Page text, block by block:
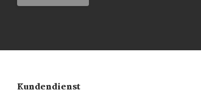
Kundendienst